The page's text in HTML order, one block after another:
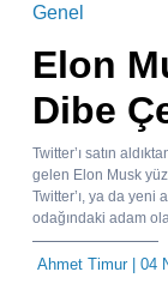
Genel
Elon
Dibe
Twitter’ı satın
gelen Elon Musk
Twitter’ı, ya da yeni
odağındaki adam
Ahmet Timur| 04